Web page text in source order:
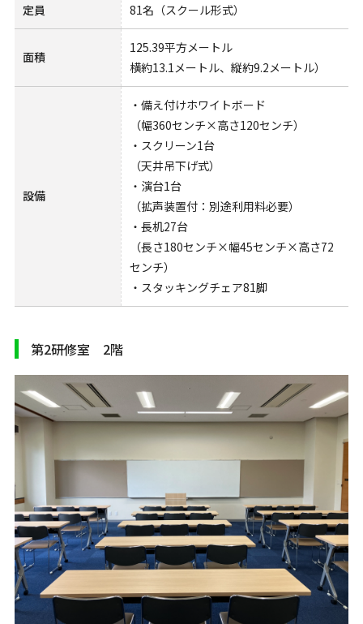
定員 81名（スクール形式）
面積
125.39平方メートル
横約13.1メートル、縦約9.2メートル）
設備
・備え付けホワイトボード
（幅360センチ×高さ120センチ）
・スクリーン1台
（天井吊下げ式）
・演台1台
（拡声装置付：別途利用料必要）
・長机27台
（長さ180センチ×幅45センチ×高さ72
センチ）
・スタッキングチェア81脚
第2研修室 2階